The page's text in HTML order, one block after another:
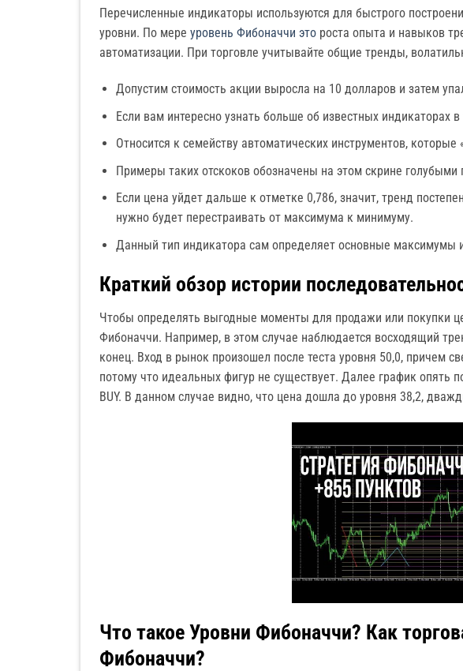
Перечисленные индикаторы используются для быстрого
уровни. По мере уровень Фибоначчи это роста опыта и навыков
автоматизации. При торговле учитывайте общие тренды,
Допустим стоимость акции выросла на 10 долларов и затем
Если вам интересно узнать больше об известных индикаторах
Относится к семейству автоматических инструментов, которые
Примеры таких отскоков обозначены на этом скрине голубыми
Если цена уйдет дальше к отметке 0,786, значит, тренд
нужно будет перестраивать от максимума к минимуму.
Данный тип индикатора сам определяет основные максимумы
Краткий обзор истории
Чтобы определять выгодные моменты для продажи или покупки
Фибоначчи. Например, в этом случае наблюдается восходящий
конец. Вход в рынок произошел после теста уровня 50,0, причем
потому что идеальных фигур не существует. Далее график опять
BUY. В данном случае видно, что цена дошла до уровня 38,2,
Что такое Уровни Фибоначчи? Как
Фибоначчи?